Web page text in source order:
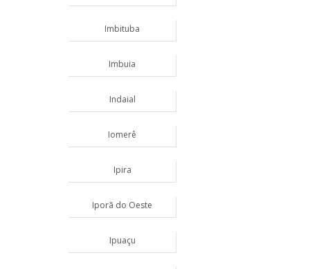
Imbituba
Imbuia
Indaial
Iomerê
Ipira
Iporã do Oeste
Ipuaçu